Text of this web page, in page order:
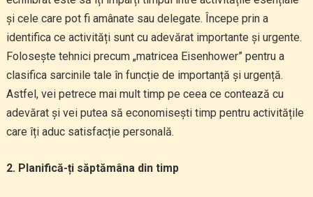
și cele care pot fi amânate sau delegate. Începe prin a
identifica ce activități sunt cu adevărat importante și urgente.
Folosește tehnici precum „matricea Eisenhower” pentru a
clasifica sarcinile tale în funcție de importanță și urgență.
Astfel, vei petrece mai mult timp pe ceea ce contează cu
adevărat și vei putea să economisești timp pentru activitățile
care îți aduc satisfacție personală.
2. Planifică-ți săptămâna din timp